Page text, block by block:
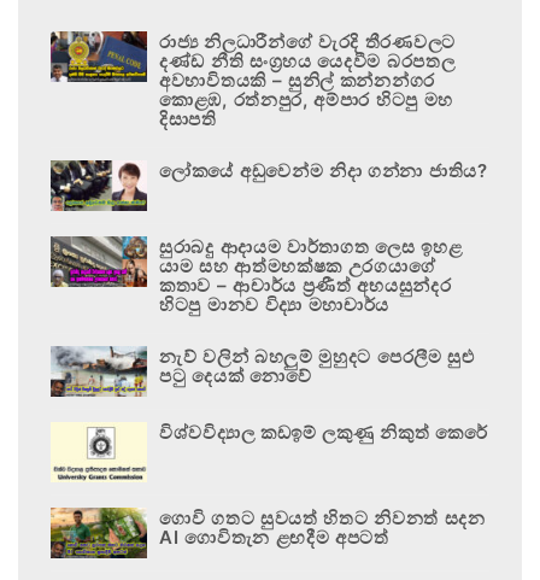
රාජ්‍ය නිලධාරීන්ගේ වැරදි තීරණවලට
දණ්ඩ නීති සංග්‍රහය යෙදවීම බරපතල
අවභාවිතයකි – සුනිල් කන්නන්ගර
කොළඹ, රත්නපුර, අම්පාර හිටපු මහ
දිසාපති
ලෝකයේ අඩුවෙන්ම නිදා ගන්නා ජාතිය?
සුරාබදු ආදායම වාර්තාගත ලෙස ඉහළ
යාම සහ ආත්මභක්ෂක උරගයාගේ
කතාව – ආචාර්ය ප්‍රණීත් අභයසුන්දර
හිටපු මානව විද්‍යා මහාචාර්ය
නැව් වලින් බහලුම් මුහුදට පෙරලීම සුළු
පටු දෙයක් නොවේ
විශ්වවිද්‍යාල කඩඉම් ලකුණු නිකුත් කෙරේ
ගොවි ගතට සුවයත් හිතට නිවනත් සදන
AI ගොවිතැන ළඟදීම අපටත්